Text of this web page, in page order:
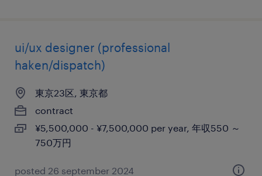
ui/ux designer (professional
haken/dispatch)
東京23区, 東京都
contract
¥5,500,000 - ¥7,500,000 per year, 年収550 ～
750万円
posted 26 september 2024